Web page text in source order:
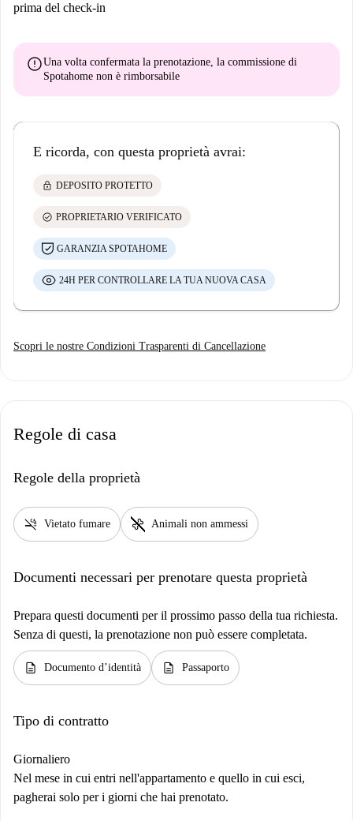
prima del check-in
errorUna volta confermata la prenotazione, la commissione di
Spotahome non è rimborsabile
E ricorda, con questa proprietà avrai:
lock DEPOSITO PROTETTO
check_circle PROPRIETARIO VERIFICATO
GARANZIA SPOTAHOME
24H PER CONTROLLARE LA TUA NUOVA CASA
Scopri le nostre Condizioni Trasparenti di Cancellazione
Regole di casa
Regole della proprietà
smoke_free Vietato fumare pet_supplies Animali non ammessi
Documenti necessari per prenotare questa proprietà
Prepara questi documenti per il prossimo passo della tua richiesta.
Senza di questi, la prenotazione non può essere completata.
description Documento d’identità description Passaporto
Tipo di contratto
Giornaliero
Nel mese in cui entri nell'appartamento e quello in cui esci,
pagherai solo per i giorni che hai prenotato.